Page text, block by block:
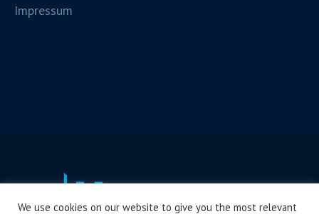
Impressum
We use cookies on our website to give you the most relevant